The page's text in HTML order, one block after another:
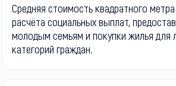
Средняя стоимость квадратного
расчёта социальных выплат,
молодым семьям и покупки жилья для
категорий граждан.